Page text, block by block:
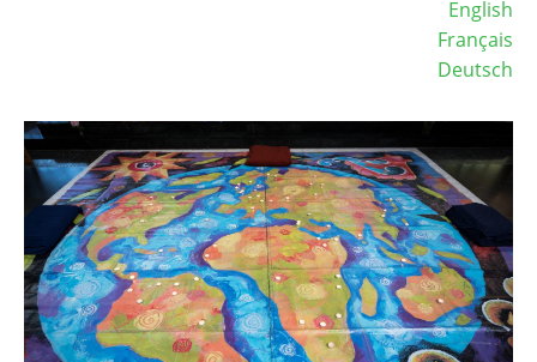
English
Français
Deutsch
Image